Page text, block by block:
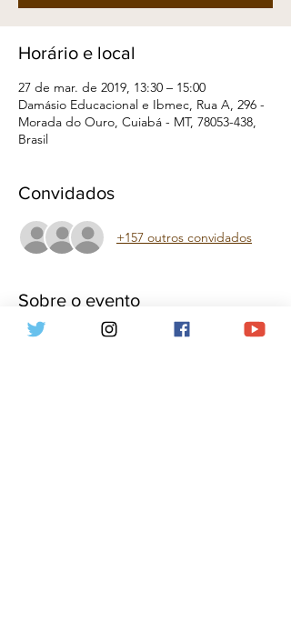
Horário e local
27 de mar. de 2019, 13:30 – 15:00
Damásio Educacional e Ibmec, Rua A, 296 -
Morada do Ouro, Cuiabá - MT, 78053-438,
Brasil
Convidados
+157 outros convidados
Sobre o evento
Aproveite essa oportunidade! Palestra